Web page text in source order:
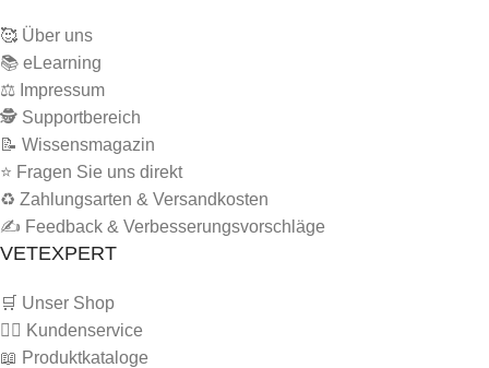
🥰 Über uns
📚 eLearning
⚖️ Impressum
🕵 Supportbereich
📝 Wissensmagazin
⭐ Fragen Sie uns direkt
♻️ Zahlungsarten & Versandkosten
✍️ Feedback & Verbesserungsvorschläge
VETEXPERT
🛒 Unser Shop
🙋‍♂️ Kundenservice
📖 Produktkataloge